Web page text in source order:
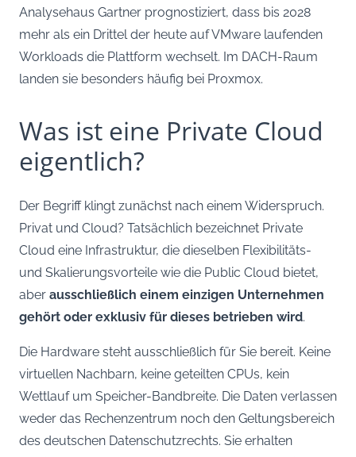
Analysehaus Gartner prognostiziert, dass bis 2028
mehr als ein Drittel der heute auf VMware laufenden
Workloads die Plattform wechselt. Im DACH-Raum
landen sie besonders häufig bei Proxmox.
Was ist eine Private Cloud
eigentlich?
Der Begriff klingt zunächst nach einem Widerspruch.
Privat und Cloud? Tatsächlich bezeichnet Private
Cloud eine Infrastruktur, die dieselben Flexibilitäts-
und Skalierungsvorteile wie die Public Cloud bietet,
aber ausschließlich einem einzigen Unternehmen
gehört oder exklusiv für dieses betrieben wird.
Die Hardware steht ausschließlich für Sie bereit. Keine
virtuellen Nachbarn, keine geteilten CPUs, kein
Wettlauf um Speicher-Bandbreite. Die Daten verlassen
weder das Rechenzentrum noch den Geltungsbereich
des deutschen Datenschutzrechts. Sie erhalten